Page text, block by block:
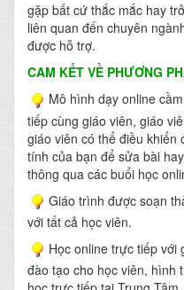
gặp bất cứ thắc mắc hay
liên quan đến chuyên
được hỗ trợ.
CAM KẾT VỀ PHƯƠNG
Mô hình dạy online
tiếp cùng giáo viên, giáo
giáo viên có thể điều
tính của bạn để sửa bài
thông qua các buổi học
Giáo trình được soạn
với tất cả học viên.
Học online trực tiếp với
đào tạo cho học viên, hình